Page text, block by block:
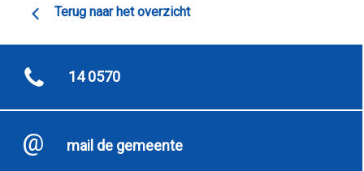
Terug naar het overzicht
14 0570
mail de gemeente